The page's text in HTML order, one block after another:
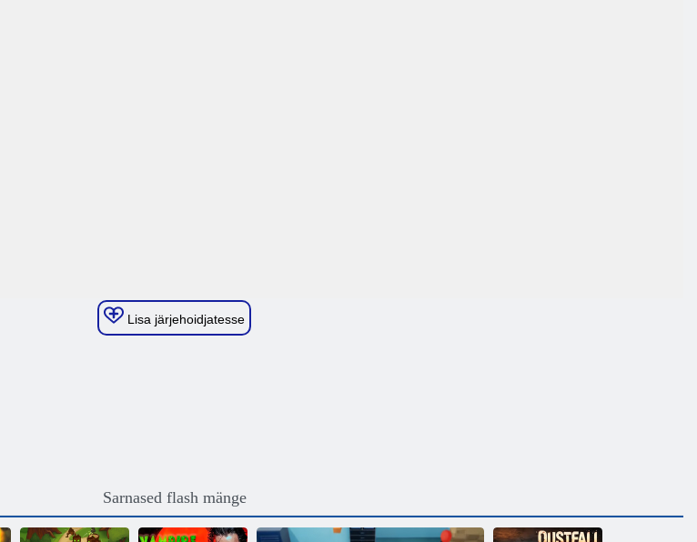
Lisa järjehoidjatesse
Sarnased flash mänge